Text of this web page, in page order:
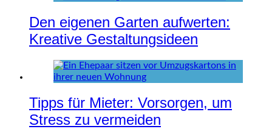
Den eigenen Garten aufwerten:
Kreative Gestaltungsideen
Tipps für Mieter: Vorsorgen, um
Stress zu vermeiden